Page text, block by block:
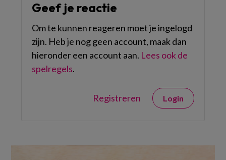
Geef je reactie
Om te kunnen reageren moet je ingelogd
zijn. Heb je nog geen account, maak dan
hieronder een account aan. Lees ook de
spelregels.
Registreren Login